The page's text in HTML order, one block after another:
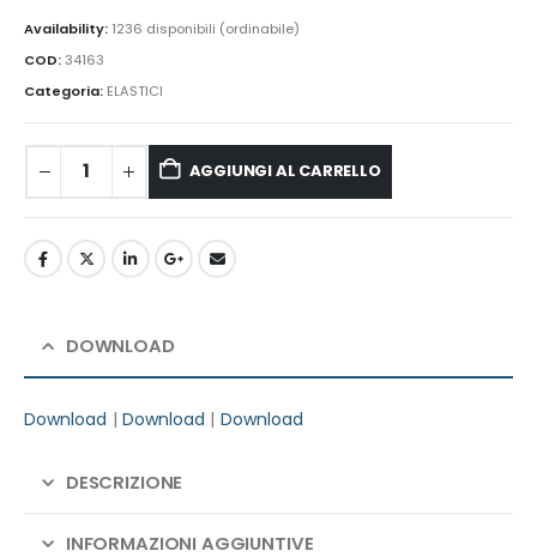
Availability: 1236 disponibili (ordinabile)
COD:34163
Categoria: ELASTICI
AGGIUNGI AL CARRELLO
DOWNLOAD
Download | Download | Download
DESCRIZIONE
INFORMAZIONI AGGIUNTIVE